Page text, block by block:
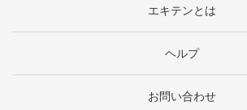
エキテンとは
ヘルプ
お問い合わせ